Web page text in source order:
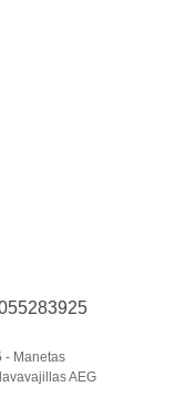
- Manetas
AEG